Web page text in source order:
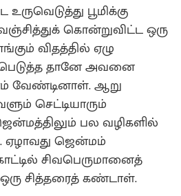
பூமிக்கு
கொன்றுவிட்ட ஒரு
விதத்தில் ஏழு
தானே அவனை
வேண்டினாள். ஆறு
செட்டியாரும்
பல வழிகளில்
ஜென்மம்
சிவபெருமானைத்
சித்தரைத் கண்டாள்.